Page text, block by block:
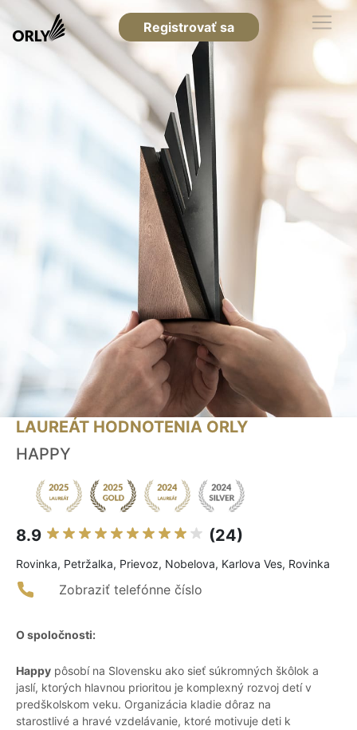
Registrovať sa
LAUREÁT HODNOTENIA ORLY
HAPPY
8.9 (24)
Rovinka, Petržalka, Prievoz, Nobelova, Karlova Ves, Rovinka
Zobraziť telefónne číslo
O spoločnosti:
Happy pôsobí na Slovensku ako sieť súkromných škôlok a
jaslí, ktorých hlavnou prioritou je komplexný rozvoj detí v
predškolskom veku. Organizácia kladie dôraz na
starostlivé a hravé vzdelávanie, ktoré motivuje deti k